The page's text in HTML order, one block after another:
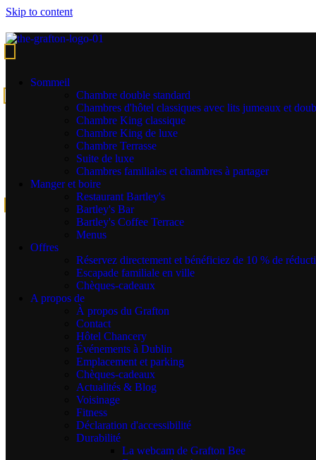
Skip to content
Sommeil
Chambre double standard
Chambres d'hôtel classiques avec lits jumeaux et
Chambre King classique
Chambre King de luxe
Chambre Terrasse
Suite de luxe
Chambres familiales et chambres à partager
Manger et boire
Restaurant Bartley's
Bartley's Bar
Bartley's Coffee Terrace
Menus
Offres
Réservez directement et bénéficiez de 10 % de
Escapade familiale en ville
Chèques-cadeaux
A propos de
À propos du Grafton
Contact
Hôtel Chancery
Événements à Dublin
Emplacement et parking
Chèques-cadeaux
Actualités & Blog
Voisinage
Fitness
Déclaration d'accessibilité
Durabilité
La webcam de Grafton Bee
Chambre King classique
Book Direct and find the best rates!
exploring Dublin and all the City has to offer, relax and
unwind in our beautifully designed art-deco inspired ‘Classic King
Room’, with a lavish king-sized bed and crisp cotton linen sheets.
Principales caractéristiques et facilités :
Taille des chambres de 24 m² | 258 sqft
Smart TV 43" avec Chromecast